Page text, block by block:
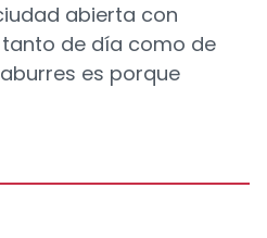
abierta con
de día como de
aburres es porque